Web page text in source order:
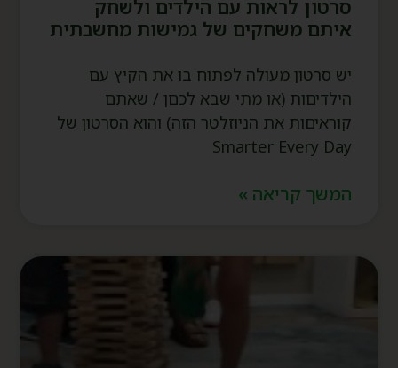
סרטון לראות עם הילדים ולשחק
איתם משחקים של גמישות מחשבתית
יש סרטון מעולה לפתוח בו את הקיץ עם
הילדיםות (או מתי שבא לכםן / שאתם
קוראיםות את הניוזלטר הזה) והוא הסרטון של
Smarter Every Day
המשך קריאה »